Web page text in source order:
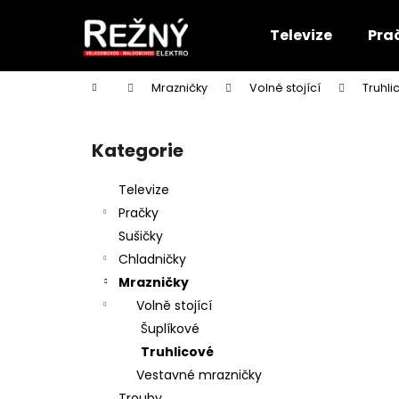
Televize
Domů Mrazničky Volně stojící
Přeskočit
kategorie
Kategorie
Televize
Pračky
Sušičky
Chladničky
Mrazničky
Volně stojící
Šuplíkové
Truhlicové
Vestavné mrazničky
í
Zpět
do
Zpět
do